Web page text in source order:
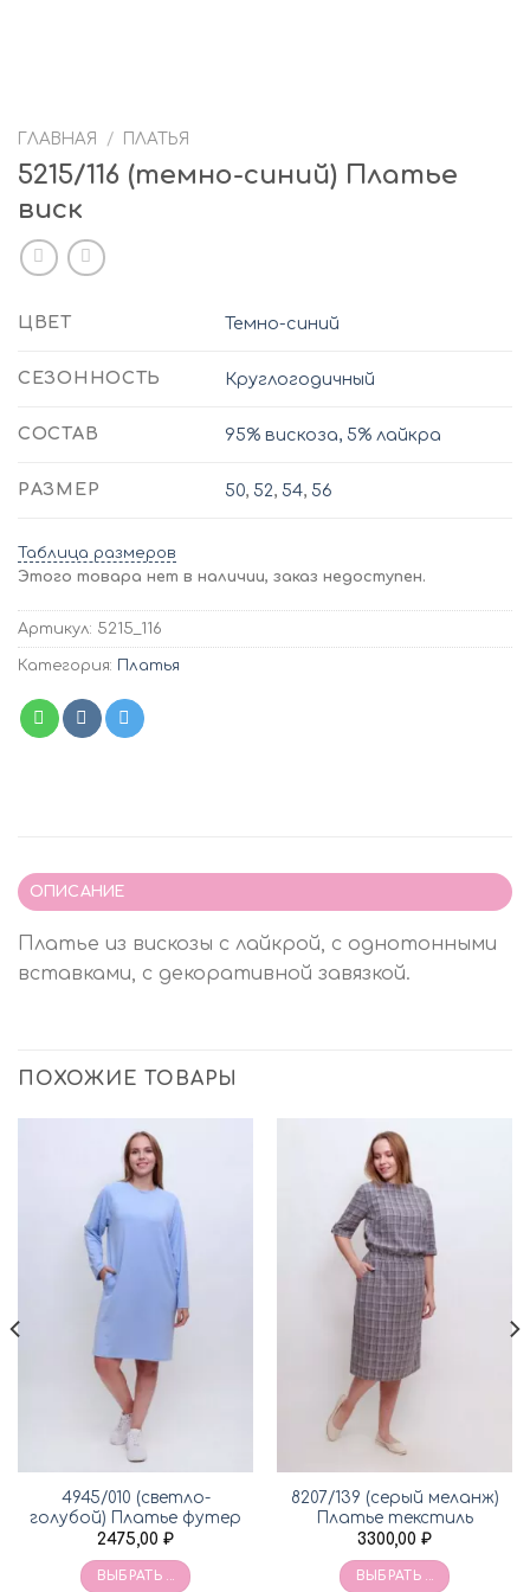
ГЛАВНАЯ / ПЛАТЬЯ
5215/116 (темно-синий) Платье
виск
ЦВЕТ Темно-синий
СЕЗОННОСТЬ Круглогодичный
СОСТАВ 95% вискоза, 5% лайкра
РАЗМЕР 50, 52, 54, 56
Таблица размеров
Этого товара нет в наличии, заказ недоступен.
Артикул: 5215_116
Категория: Платья
ОПИСАНИЕ
Платье из вискозы с лайкрой, с однотонными
вставками, с декоративной завязкой.
ПОХОЖИЕ ТОВАРЫ
4945/010 (светло-
голубой) Платье футер
2475,00 ₽
ВЫБРАТЬ ...
8207/139 (серый меланж)
Платье текстиль
3300,00 ₽
ВЫБРАТЬ ...